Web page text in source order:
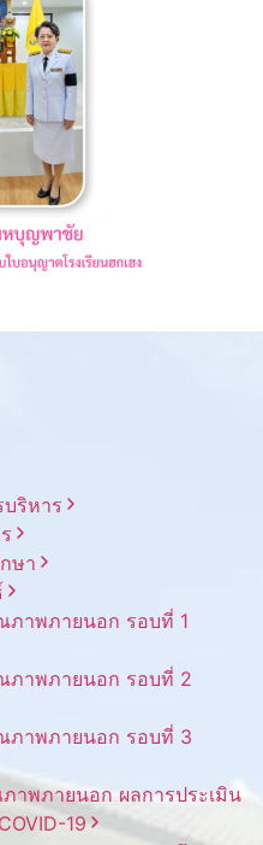
ริหาร
ษา
ภาพภายนอก รอบ⁠ที่ 1
ภาพภายนอก รอบ⁠ที่ 2
ภาพภายนอก รอบ⁠ที่ 3
าพภายนอก ผลการประเมิน
COVID-19